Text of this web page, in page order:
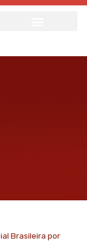
Brasileira por